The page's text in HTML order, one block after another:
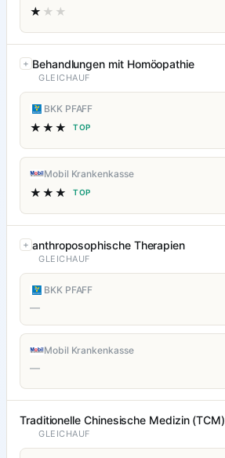
★ ★★
Behandlungen mit Homöopathie
GLEICHAUF
BKK PFAFF
★★★ TOP
Mobil Krankenkasse
★★★ TOP
anthroposophische Therapien
GLEICHAUF
BKK PFAFF
—
Mobil Krankenkasse
—
Traditionelle Chinesische Medizin (TCM)
GLEICHAUF